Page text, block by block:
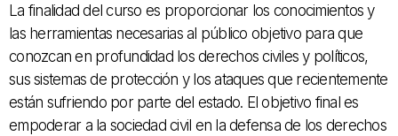
La finalidad del curso es proporcionar los conocimientos y
las herramientas necesarias al público objetivo para que
conozcan en profundidad los derechos civiles y políticos,
sus sistemas de protección y los ataques que recientemente
están sufriendo por parte del estado. El objetivo final es
empoderar a la sociedad civil en la defensa de los derechos